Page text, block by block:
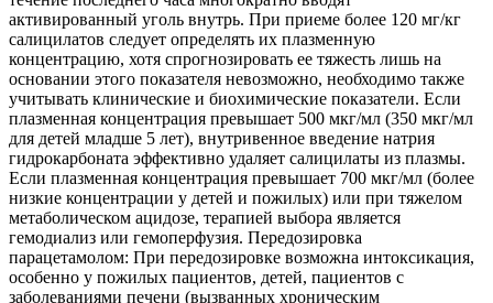
активированный уголь внутрь. При приеме более 120 мг/кг
салицилатов следует определять их плазменную
концентрацию, хотя спрогнозировать ее тяжесть лишь на
основании этого показателя невозможно, необходимо также
учитывать клинические и биохимические показатели. Если
плазменная концентрация превышает 500 мкг/мл (350 мкг/мл
для детей младше 5 лет), внутривенное введение натрия
гидрокарбоната эффективно удаляет салицилаты из плазмы.
Если плазменная концентрация превышает 700 мкг/мл (более
низкие концентрации у детей и пожилых) или при тяжелом
метаболическом ацидозе, терапией выбора является
гемодиализ или гемоперфузия. Передозировка
парацетамолом: При передозировке возможна интоксикация,
особенно у пожилых пациентов, детей, пациентов с
заболеваниями печени (вызванных хроническим